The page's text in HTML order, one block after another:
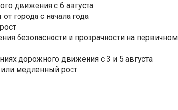
движения с 6 августа
города с начала года
безопасности и прозрачности на первичном
дорожного движения с 3 и 5 августа
медленный рост